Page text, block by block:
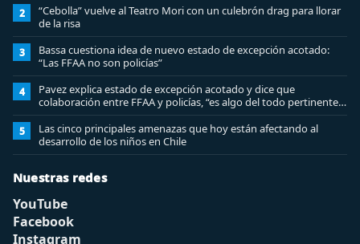
2
“Cebolla” vuelve al Teatro Mori con un culebrón drag para llorar
de la risa
3
Bassa cuestiona idea de nuevo estado de excepción acotado:
“Las FFAA no son policías”
4
Pavez explica estado de excepción acotado y dice que
colaboración entre FFAA y policías, “es algo del todo pertinente
analizar”
5
Las cinco principales amenazas que hoy están afectando al
desarrollo de los niños en Chile
Nuestras redes
YouTube
Facebook
Instagram